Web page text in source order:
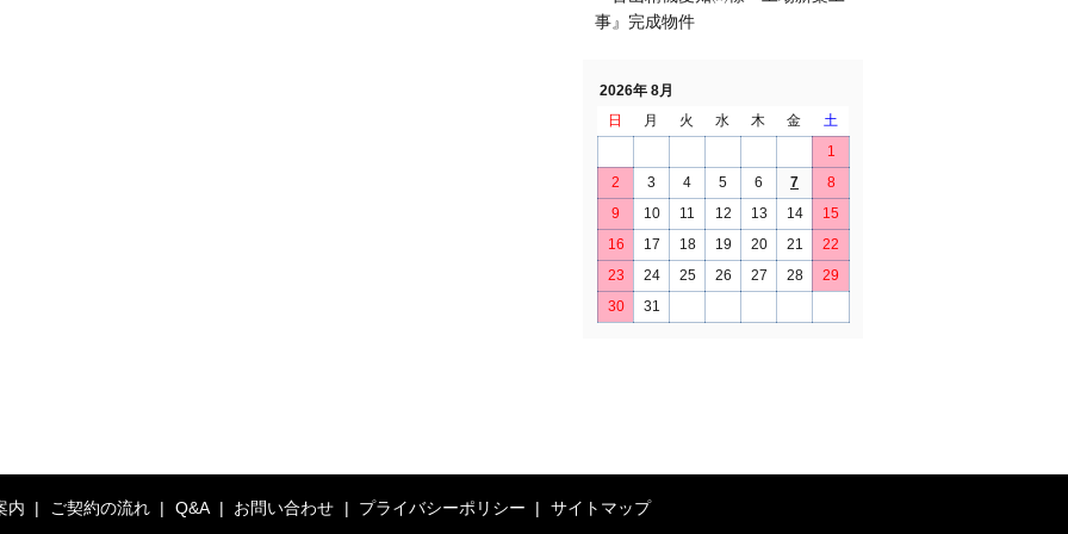
事』完成物件
2026年 8月
日
月 火 水 木 金
土
1
2
3 4 5 6 7
8
9
10 11 12 13 14
15
16
17 18 19 20 21
22
23
24 25 26 27 28
29
30
31
内 ご契約の流れ Q&A お問い合わせ プライバシーポリシー
サイトマップ